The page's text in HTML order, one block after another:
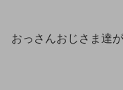
おっさんおじさま達